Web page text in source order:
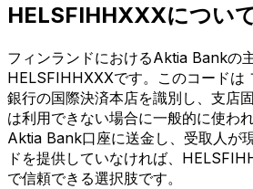
HELSFIHHXXXについ
フィンランドにおけるAktia Bankの
HELSFIHHXXXです。このコードは
銀行の国際決済本店を識別し、支店
は利用できない場合に一般的に使わ
Aktia Bank口座に送金し、受取人が
ドを提供していなければ、
で信頼できる選択肢です。